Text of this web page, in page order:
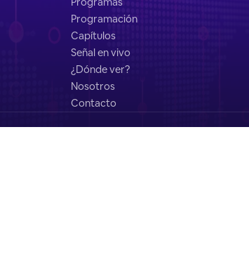
Programación
Capítulos
Señal en vivo
¿Dónde ver?
Nosotros
Contacto